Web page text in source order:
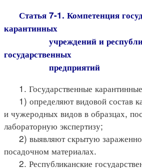
Статья 7-1. Компетенция
карантинных
учреждений и
государственных
предприятий
1. Государственные
1) определяют видовой состав
и чужеродных видов в образцах,
лабораторную экспертизу;
2) выявляют скрытую
посадочном материалах.
2. Республиканские